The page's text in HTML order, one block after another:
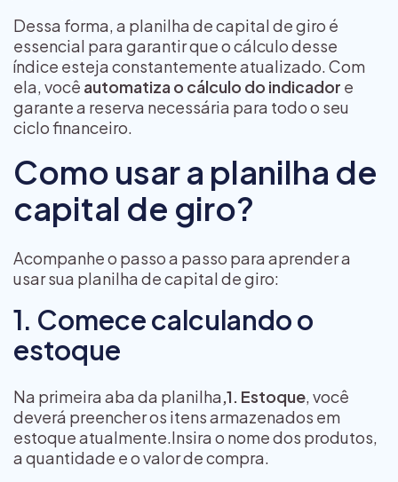
Dessa forma, a planilha de capital de giro é
essencial para garantir que o cálculo desse
índice esteja constantemente atualizado. Com
ela, você automatiza o cálculo do indicador e
garante a reserva necessária para todo o seu
ciclo financeiro.
Como usar a planilha de
capital de giro?
Acompanhe o passo a passo para aprender a
usar sua planilha de capital de giro:
1. Comece calculando o
estoque
Na primeira aba da planilha ,1. Estoque , você
deverá preencher os itens armazenados em
estoque atualmente.Insira o nome dos produtos,
a quantidade e o valor de compra.